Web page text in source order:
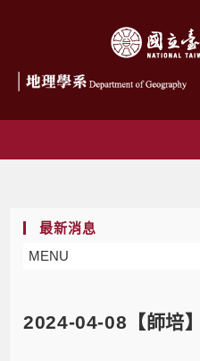
最新消息
MENU
2024-04-08【師培